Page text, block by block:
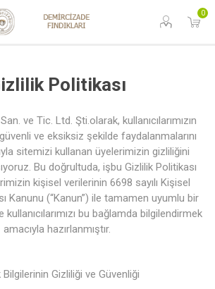
0
Politikası
ve Tic. Ltd. Şti.olarak, kullanıcılarımızın
ve eksiksiz şekilde faydalanmalarını
sitemizi kullanan üyelerimizin gizliliğini
Bu doğrultuda, işbu Gizlilik Politikası
kişisel verilerinin 6698 sayılı Kişisel
Kanunu (“Kanun”) ile tamamen uyumlu bir
bu bağlamda bilgilendirmek
amacıyla hazırlanmıştır.
Bilgilerinin Gizliliği ve Güvenliği